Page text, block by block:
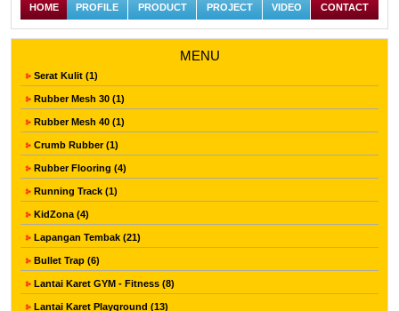
HOME PROFILE PRODUCT PROJECT VIDEO CONTACT
MENU
Serat Kulit (1)
Rubber Mesh 30 (1)
Rubber Mesh 40 (1)
Crumb Rubber (1)
Rubber Flooring (4)
Running Track (1)
KidZona (4)
Lapangan Tembak (21)
Bullet Trap (6)
Lantai Karet GYM - Fitness (8)
Lantai Karet Playground (13)